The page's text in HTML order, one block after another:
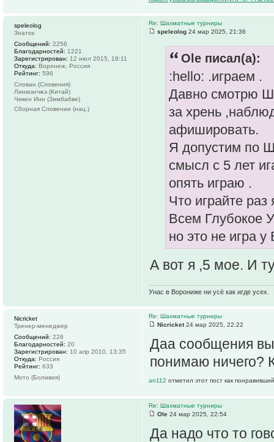
Re: Шахматные турниры
speleolog 24 мар 2025, 21:36
Ole писал(а):
:hello: .играем .
Давно смотрю
за хрень
афишировать.
Я допустим по
смысл с 5 лет
опять играю .
Что играйте
Всем Глубокое
но это не игра у
А вот я ,5 мое. И
Унас в Ворониже ни усё как игде усех.
speleolog
Знаток
Сообщений: 2256
Благодарностей: 1221
Зарегистрирован: 12 июл 2015, 19:11
Откуда: Воронеж, Россия
Рейтинг: 596
Слован (Словения)
Линмэнчжэ (Китай)
Чикен Инн (Зимбабве)
Сборная Словении (нац.)
Re: Шахматные турниры
Nicricket24 мар 2025, 22:22
Даа сообщения
понимаю ничего?
an112 отметил этот пост как
Nicricket
Тренер-менеджер
Сообщений: 228
Благодарностей: 20
Зарегистрирован: 10 апр 2010, 13:35
Откуда: Россия
Рейтинг: 633
Мото (Боливия)
Re: Шахматные турниры
Ole 24 мар 2025, 22:54
Да надо что то